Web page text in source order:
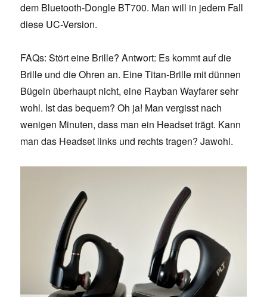
dem Bluetooth-Dongle BT700. Man will in jedem Fall
diese UC-Version.
FAQs: Stört eine Brille? Antwort: Es kommt auf die
Brille und die Ohren an. Eine Titan-Brille mit dünnen
Bügeln überhaupt nicht, eine Rayban Wayfarer sehr
wohl. Ist das bequem? Oh ja! Man vergisst nach
wenigen Minuten, dass man ein Headset trägt. Kann
man das Headset links und rechts tragen? Jawohl.